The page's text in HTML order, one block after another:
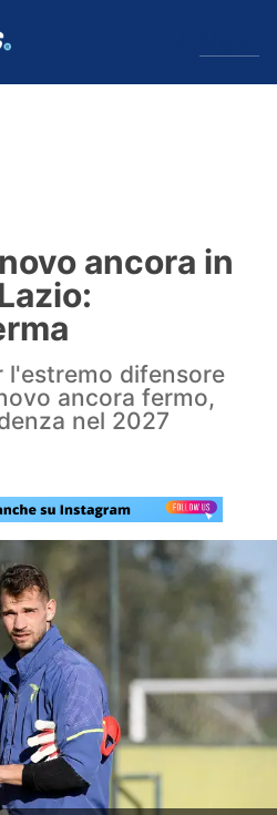
ancora in
l'estremo difensore
ancora fermo,
nel 2027